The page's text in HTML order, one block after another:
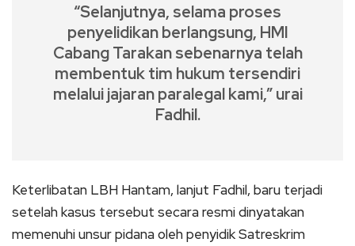
“Selanjutnya, selama proses
penyelidikan berlangsung, HMI
Cabang Tarakan sebenarnya telah
membentuk tim hukum tersendiri
melalui jajaran paralegal kami,” urai
Fadhil.
Keterlibatan LBH Hantam, lanjut Fadhil, baru terjadi
setelah kasus tersebut secara resmi dinyatakan
memenuhi unsur pidana oleh penyidik Satreskrim